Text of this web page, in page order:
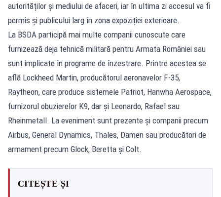
autorităților și mediului de afaceri, iar în ultima zi accesul va fi
permis și publicului larg în zona expoziției exterioare.
La BSDA participă mai multe companii cunoscute care
furnizează deja tehnică militară pentru Armata României sau
sunt implicate în programe de înzestrare. Printre acestea se
află Lockheed Martin, producătorul aeronavelor F-35,
Raytheon, care produce sistemele Patriot, Hanwha Aerospace,
furnizorul obuzierelor K9, dar și Leonardo, Rafael sau
Rheinmetall. La eveniment sunt prezente și companii precum
Airbus, General Dynamics, Thales, Damen sau producători de
armament precum Glock, Beretta și Colt.
CITEȘTE ȘI